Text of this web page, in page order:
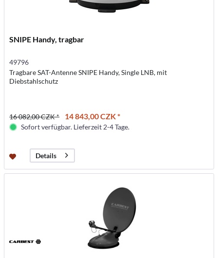
SNIPE Handy, tragbar
49796
Tragbare SAT-Antenne SNIPE Handy, Single LNB, mit
Diebstahlschutz
16 082,00 CZK * 14 843,00 CZK *
Sofort verfügbar. Lieferzeit 2-4 Tage.
Details